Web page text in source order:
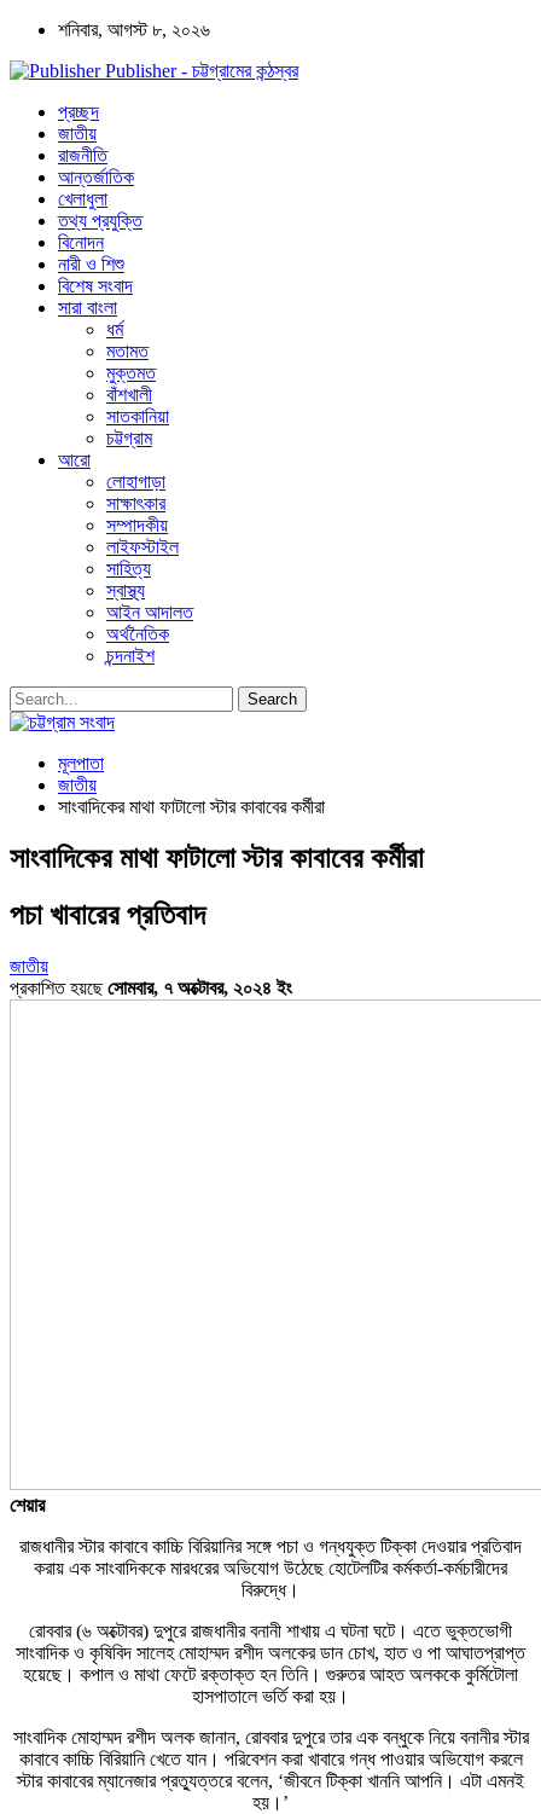
শনিবার, আগস্ট ৮, ২০২৬
Publisher - চট্টগ্রামের কন্ঠস্বর
প্রচ্ছদ
জাতীয়
রাজনীতি
আন্তর্জাতিক
খেলাধুলা
তথ্য প্রযুক্তি
বিনোদন
নারী ও শিশু
বিশেষ সংবাদ
সারা বাংলা
ধর্ম
মতামত
মুক্তমত
বাঁশখালী
সাতকানিয়া
চট্টগ্রাম
আরো
লোহাগাড়া
সাক্ষাৎকার
সম্পাদকীয়
লাইফস্টাইল
সাহিত্য
স্বাস্থ্য
আইন আদালত
অর্থনৈতিক
চন্দনাইশ
মূলপাতা
জাতীয়
সাংবাদিকের মাথা ফাটালো স্টার কাবাবের কর্মীরা
সাংবাদিকের মাথা ফাটালো স্টার কাবাবের কর্মীরা
পচা খাবারের প্রতিবাদ
জাতীয়
প্রকাশিত হয়ছেসোমবার, ৭ অক্টোবর, ২০২৪ ইং
শেয়ার
রাজধানীর স্টার কাবাবে কাচ্চি বিরিয়ানির সঙ্গে পচা ও গন্ধযুক্ত টিক্কা দেওয়ার প্রতিবাদ
করায় এক সাংবাদিককে মারধরের অভিযোগ উঠেছে হোটেলটির কর্মকর্তা-কর্মচারীদের
বিরুদ্ধে।
রোববার (৬ অক্টোবর) দুপুরে রাজধানীর বনানী শাখায় এ ঘটনা ঘটে। এতে ভুক্তভোগী
সাংবাদিক ও কৃষিবিদ সালেহ মোহাম্মদ রশীদ অলকের ডান চোখ, হাত ও পা আঘাতপ্রাপ্ত
হয়েছে। কপাল ও মাথা ফেটে রক্তাক্ত হন তিনি। গুরুতর আহত অলককে কুর্মিটোলা
হাসপাতালে ভর্তি করা হয়।
সাংবাদিক মোহাম্মদ রশীদ অলক জানান, রোববার দুপুরে তার এক বন্ধুকে নিয়ে বনানীর স্টার
কাবাবে কাচ্চি বিরিয়ানি খেতে যান। পরিবেশন করা খাবারে গন্ধ পাওয়ার অভিযোগ করলে
স্টার কাবাবের ম্যানেজার প্রত্যুত্তরে বলেন, ‘জীবনে টিক্কা খাননি আপনি। এটা এমনই
হয়।’